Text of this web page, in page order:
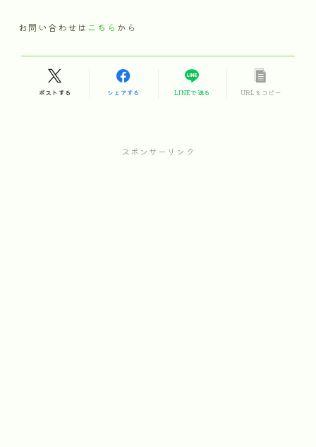
お問い合わせは こちら から
ポストする シェアする LINEで送る URLをコピー
スポンサーリンク